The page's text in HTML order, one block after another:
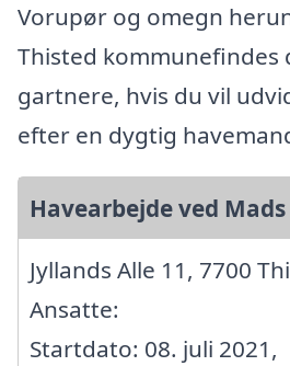
Vorupør og omegn
Thisted kommunefindes
gartnere, hvis du vil
efter en dygtig
Havearbejde ved
Jyllands Alle 11, 7700
Ansatte:
Startdato: 08. juli 2021,